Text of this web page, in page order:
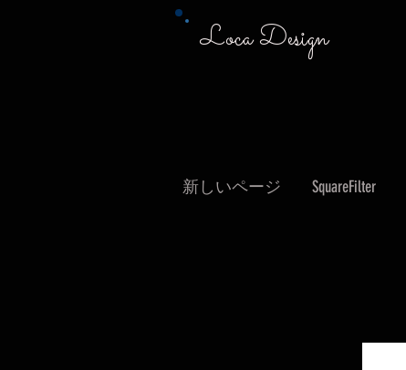
Loca Design
新しいページ SquareFilter